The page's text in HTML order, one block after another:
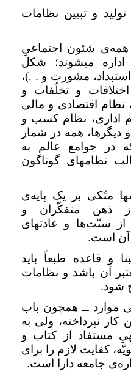
و تبیین نظامات
شئون اجتماعیِ
میشوند؛ شکل
مشورت و . .)،
و تخلّفات و
اقتصادی و مالی
اداری، نظام کسب و
دیگرها، همه در شمار
در جوامع عالم به
نظامهای گوناگون
متّکی بر یک پایه‌ی
ذهن متفکّران و
سنّت‌ها و عادتهای
آن است.
و قاعده طبعاً باید
آن باشد و نظامات
شود.
موارد ــ همچون باب
کار نپرداخته، ولی به
مستفاد از کتاب و
کفایت لازم را برای
جامعه دارا است.